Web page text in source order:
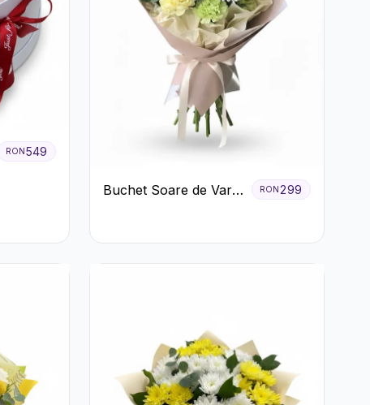
RON549
Buchet Soare de Vară
RON299